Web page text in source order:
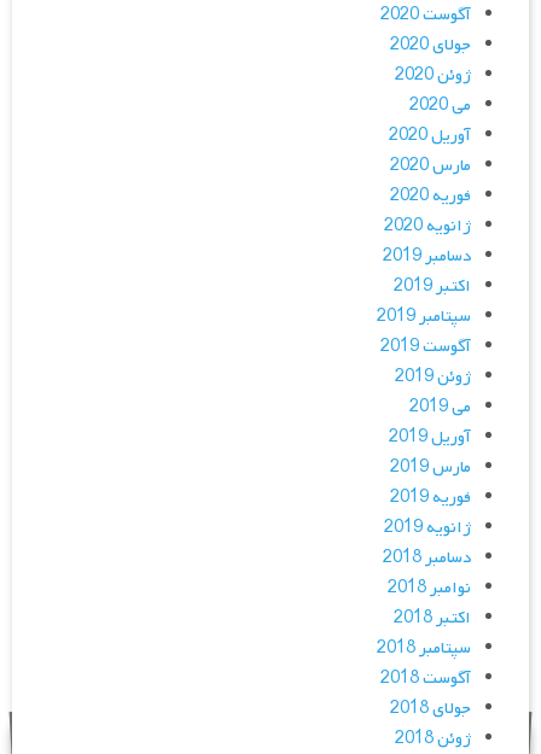
آگوست 2020
جولای 2020
ژوئن 2020
می 2020
آوریل 2020
مارس 2020
فوریه 2020
ژانویه 2020
دسامبر 2019
اکتبر 2019
سپتامبر 2019
آگوست 2019
ژوئن 2019
می 2019
آوریل 2019
مارس 2019
فوریه 2019
ژانویه 2019
دسامبر 2018
نوامبر 2018
اکتبر 2018
سپتامبر 2018
آگوست 2018
جولای 2018
ژوئن 2018